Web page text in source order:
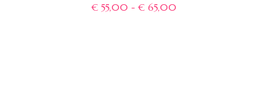
€ 55,00 - € 65,00